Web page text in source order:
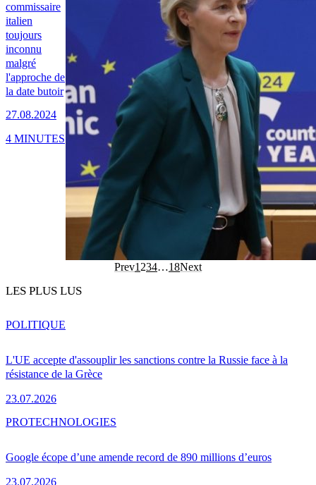
commissaire
italien
toujours
inconnu
malgré
l'approche de
la date butoir
27.08.2024
4 MINUTES
Prev1 234…18Next
LES PLUS LUS
L'UE accepte d'assouplir les sanctions contre la Russie face à la
résistance de la Grèce
23.07.2026
POLITIQUE
Google écope d’une amende record de 890 millions d’euros
23.07.2026
PROTECHNOLOGIES